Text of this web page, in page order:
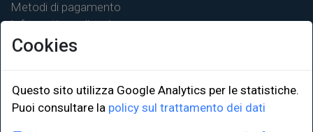
Metodi di pagamento
Informativa sulla privacy
LINK ISTITUZIONALI
Cookies
Questo sito utilizza Google Analytics per le statistiche.
Puoi consultare la policy sul trattamento dei dati